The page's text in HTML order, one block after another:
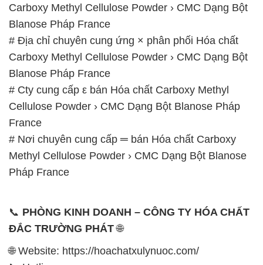
Carboxy Methyl Cellulose Powder › CMC Dạng Bột
Blanose Pháp France
# Địa chỉ chuyên cung ứng × phân phối Hóa chất
Carboxy Methyl Cellulose Powder › CMC Dạng Bột
Blanose Pháp France
# Cty cung cấp ε bán Hóa chất Carboxy Methyl
Cellulose Powder › CMC Dạng Bột Blanose Pháp
France
# Nơi chuyên cung cấp ═ bán Hóa chất Carboxy
Methyl Cellulose Powder › CMC Dạng Bột Blanose
Pháp France
📞 PHÒNG KINH DOANH – CÔNG TY HÓA CHẤT
ĐẮC TRƯỜNG PHÁT🌐
🌐 Website: https://hoachatxulynuoc.com/